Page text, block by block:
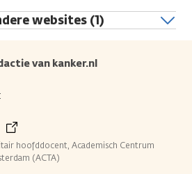
websites (1)
van kanker.nl
hoofddocent, Academisch Centrum
(ACTA)